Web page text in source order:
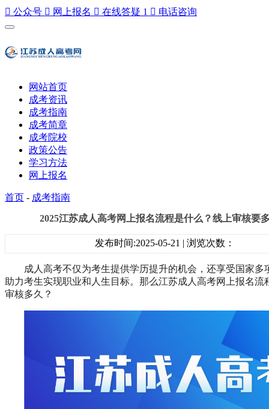
 公众号  网上报名  在线答疑 1  电话咨询
网站首页
成考资讯
成考指南
成考简章
成考院校
政策公告
学习方法
网上报名
首页 - 成考指南
2025江苏成人高考网上报名流程是什么？线上审核要
发布时间:2025-05-21 | 浏览次数：
成人高考不仅为考生提供学历提升的机会，还享受国家多
助力考生实现职业和人生目标。那么江苏成人高考网上报名流
审核多久？